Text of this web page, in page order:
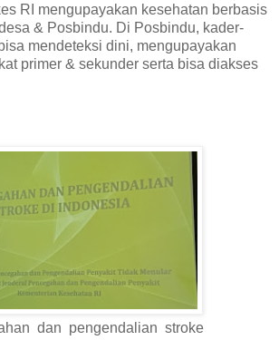
RI mengupayakan kesehatan berbasis
& Posbindu. Di Posbindu, kader-
mendeteksi dini, mengupayakan
primer & sekunder serta bisa diakses
dan pengendalian stroke